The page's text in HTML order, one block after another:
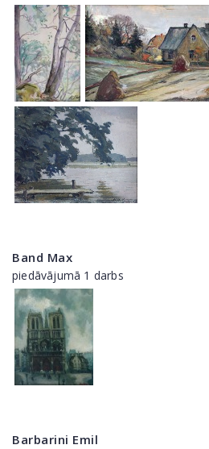
Band Max
piedāvājumā 1 darbs
Barbarini Emil